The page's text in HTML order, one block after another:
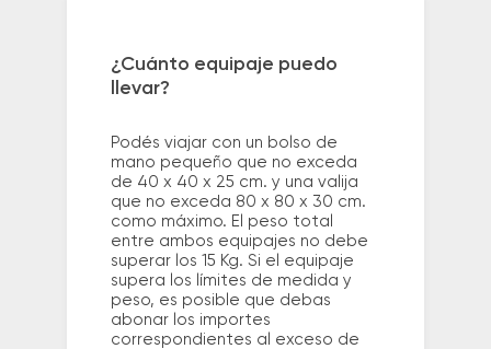
¿Cuánto equipaje puedo
llevar?
Podés viajar con un bolso de
mano pequeño que no exceda
de 40 x 40 x 25 cm. y una valija
que no exceda 80 x 80 x 30 cm.
como máximo. El peso total
entre ambos equipajes no debe
superar los 15 Kg. Si el equipaje
supera los límites de medida y
peso, es posible que debas
abonar los importes
correspondientes al exceso de